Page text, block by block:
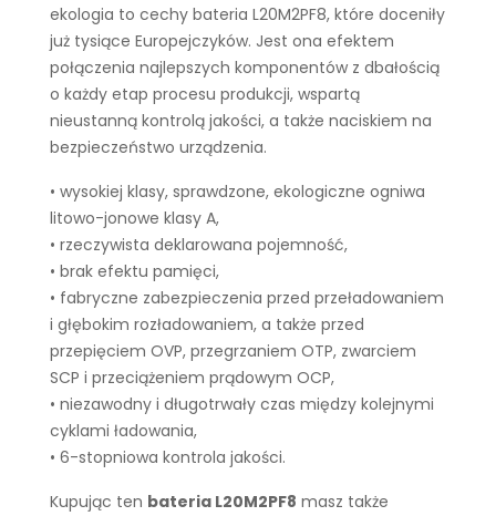
ekologia to cechy bateria L20M2PF8, które doceniły
już tysiące Europejczyków. Jest ona efektem
połączenia najlepszych komponentów z dbałością
o każdy etap procesu produkcji, wspartą
nieustanną kontrolą jakości, a także naciskiem na
bezpieczeństwo urządzenia.
• wysokiej klasy, sprawdzone, ekologiczne ogniwa
litowo-jonowe klasy A,
• rzeczywista deklarowana pojemność,
• brak efektu pamięci,
• fabryczne zabezpieczenia przed przeładowaniem
i głębokim rozładowaniem, a także przed
przepięciem OVP, przegrzaniem OTP, zwarciem
SCP i przeciążeniem prądowym OCP,
• niezawodny i długotrwały czas między kolejnymi
cyklami ładowania,
• 6-stopniowa kontrola jakości.
Kupując ten bateria L20M2PF8 masz także